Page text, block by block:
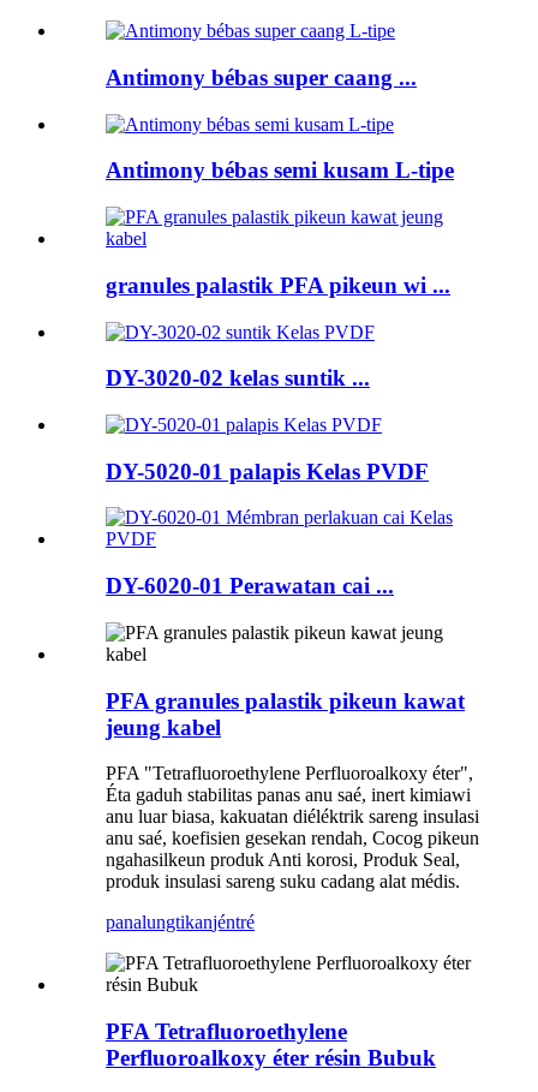
Antimony bébas super caang ...
Antimony bébas semi kusam L-tipe
granules palastik PFA pikeun wi ...
DY-3020-02 kelas suntik ...
DY-5020-01 palapis Kelas PVDF
DY-6020-01 Perawatan cai ...
PFA granules palastik pikeun kawat
jeung kabel
PFA "Tetrafluoroethylene Perfluoroalkoxy éter",
Éta gaduh stabilitas panas anu saé, inert kimiawi
anu luar biasa, kakuatan diéléktrik sareng insulasi
anu saé, koefisien gesekan rendah, Cocog pikeun
ngahasilkeun produk Anti korosi, Produk Seal,
produk insulasi sareng suku cadang alat médis.
panalungtikanjéntré
PFA Tetrafluoroethylene
Perfluoroalkoxy éter résin Bubuk